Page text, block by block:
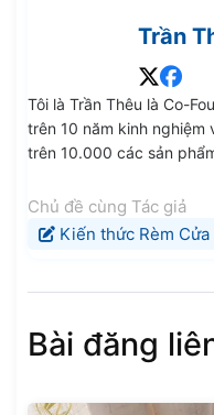
Trần
Tôi là Trần Thêu là Co-
trên 10 năm kinh nghiệm
trên 10.000 các sản
mong rằng các kiến
của tôi sẽ giúp ích cho
Chủ đề cùng Tác giả
Kiến thức Rèm Cửa
Bài đăng